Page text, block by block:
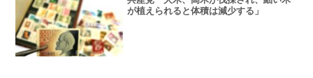
が植えられると体積は減少する」